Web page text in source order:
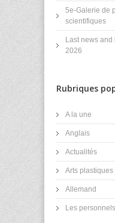
5e-Galerie de
scientifiques
Last news
2026
Rubriques
A la une
Anglais
Actualités
Arts plastiques
Allemand
Les personnels